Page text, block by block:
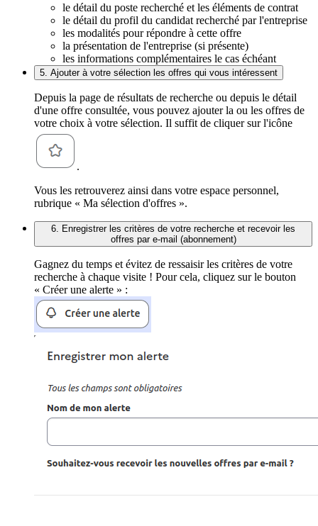
le détail du poste recherché et les éléments de contrat
le détail du profil du candidat recherché par l'entreprise
les modalités pour répondre à cette offre
la présentation de l'entreprise (si présente)
les informations complémentaires le cas échéant
5. Ajouter à votre sélection les offres qui vous intéressent
Depuis la page de résultats de recherche ou depuis le détail
d'une offre consultée, vous pouvez ajouter la ou les offres de
votre choix à votre sélection. Il suffit de cliquer sur l'icône
.
Vous les retrouverez ainsi dans votre espace personnel,
rubrique « Ma sélection d'offres ».
6. Enregistrer les critères de votre recherche et recevoir les
offres par e-mail (abonnement)
Gagnez du temps et évitez de ressaisir les critères de votre
recherche à chaque visite ! Pour cela, cliquez sur le bouton
« Créer une alerte » :